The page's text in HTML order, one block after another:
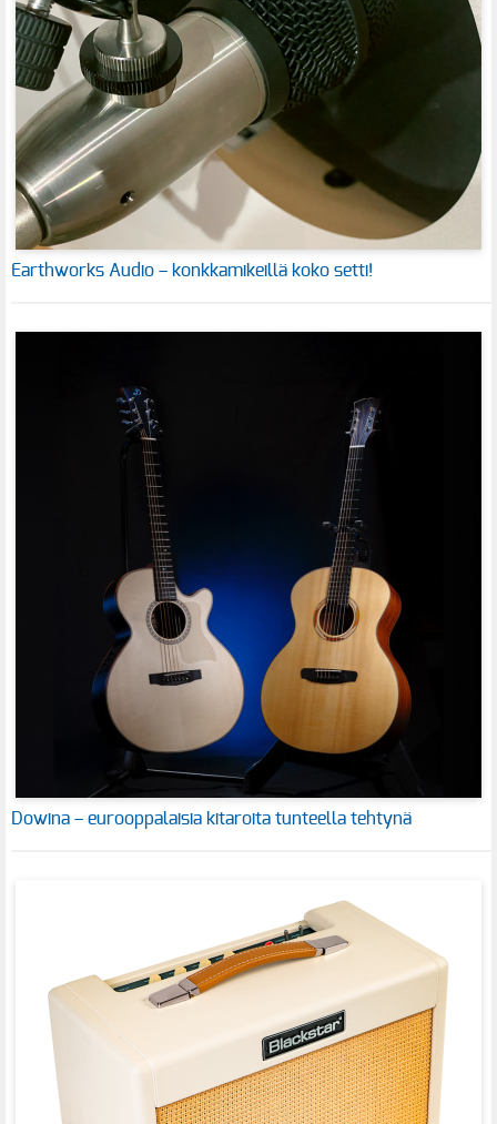
Earthworks Audio – konkkamikeillä koko setti!
Dowina – eurooppalaisia kitaroita tunteella tehtynä